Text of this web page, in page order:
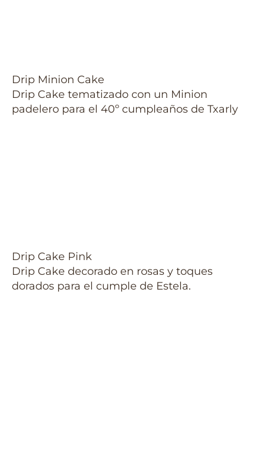
Drip Minion Cake
Drip Cake tematizado con un Minion
padelero para el 40º cumpleaños de Txarly
Drip Cake Pink
Drip Cake decorado en rosas y toques
dorados para el cumple de Estela.